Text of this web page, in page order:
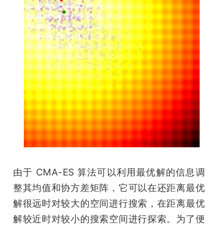
由于 CMA-ES 算法可以利用最优解的信息调
整其均值和协方差矩阵，它可以在还距离最优
解很远时对较大的空间进行搜索，在距离最优
解较近时对较小的搜索空间进行探索。为了便